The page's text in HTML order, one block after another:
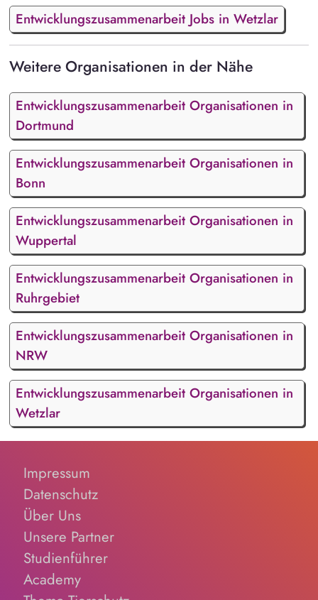
Entwicklungszusammenarbeit Jobs in Wetzlar
Weitere Organisationen in der Nähe
Entwicklungszusammenarbeit Organisationen in
Dortmund
Entwicklungszusammenarbeit Organisationen in
Bonn
Entwicklungszusammenarbeit Organisationen in
Wuppertal
Entwicklungszusammenarbeit Organisationen in
Ruhrgebiet
Entwicklungszusammenarbeit Organisationen in
NRW
Entwicklungszusammenarbeit Organisationen in
Wetzlar
Impressum
Datenschutz
Über Uns
Unsere Partner
Studienführer
Academy